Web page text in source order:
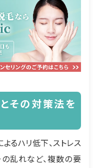
その対策法を
るハリ低下、ストレス
乱れなど、複数の要